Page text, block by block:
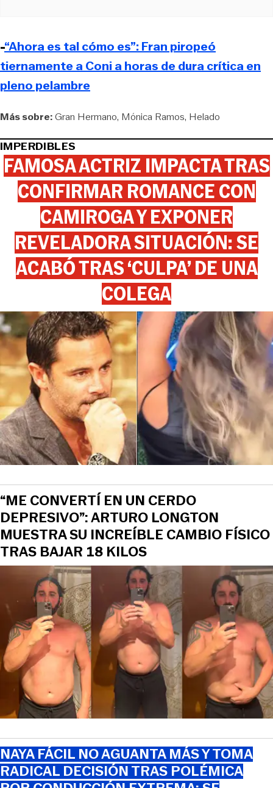
-“Ahora es tal cómo es”: Fran piropeó
tiernamente a Coni a horas de dura crítica en
pleno pelambre
Más sobre:Gran Hermano Mónica Ramos Helado
IMPERDIBLES
FAMOSA ACTRIZ IMPACTA TRAS
CONFIRMAR ROMANCE CON
CAMIROGA Y EXPONER
REVELADORA SITUACIÓN: SE
ACABÓ TRAS ‘CULPA’ DE UNA
COLEGA
“ME CONVERTÍ EN UN CERDO
DEPRESIVO”: ARTURO LONGTON
MUESTRA SU INCREÍBLE CAMBIO FÍSICO
TRAS BAJAR 18 KILOS
NAYA FÁCIL NO AGUANTA MÁS Y TOMA
RADICAL DECISIÓN TRAS POLÉMICA